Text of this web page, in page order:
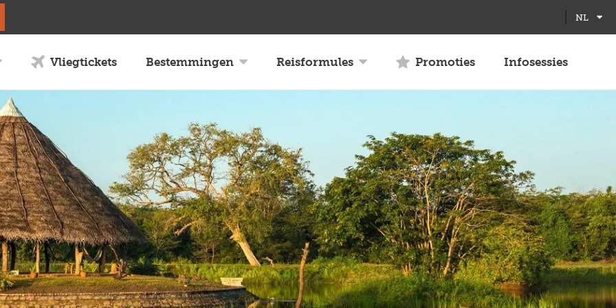
NL
Vliegtickets Bestemmingen Reisformules Promoties Infosessies
screen